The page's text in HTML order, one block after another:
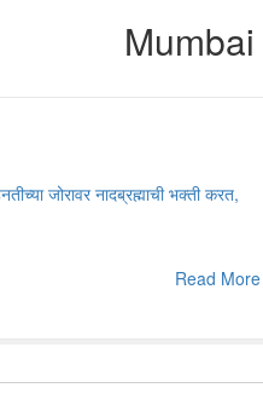
जोरावर नादब्रह्माची भक्ती करत,
Read More